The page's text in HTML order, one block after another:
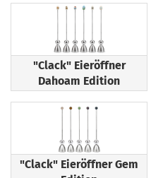
"Clack" Eieröffner
Dahoam Edition
"Clack" Eieröffner Gem